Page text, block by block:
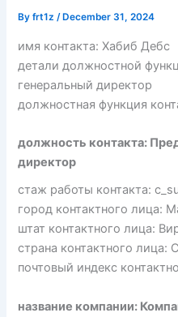
Byfrt1z/ December 31, 2024
имя контакта: Хабиб Дебс
детали должностной
генеральный директор
должностная функция
должность контакта:
директор
стаж работы контакта:
город контактного лица:
штат контактного лица:
страна контактного
почтовый индекс
название компании: